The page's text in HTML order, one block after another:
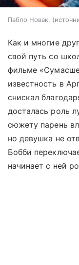
Пабло Новак.
Как и многие
свой путь со
фильме
известность в
снискал
досталась роль
сюжету парень
но девушка не
Бобби
начинает с ней